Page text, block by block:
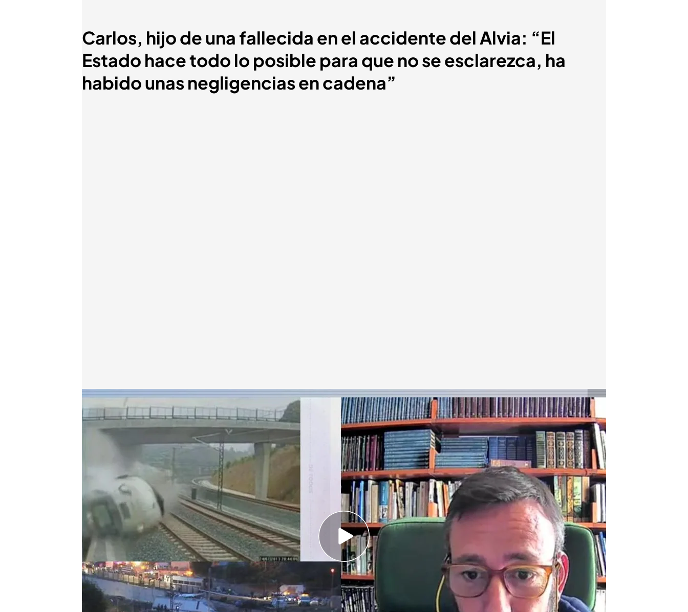
Carlos, hijo de una fallecida en el accidente del Alvia: “El
Estado hace todo lo posible para que no se esclarezca, ha
habido unas negligencias en cadena”
El testimonio del hijo de una mujer fallecida en el accidente del Alvia.
En boca de todos Yaiza Acosta
25 OCT 2022 - 16:18h.
El accidente del Alvia de 2023 dejó 80 fallecidos y 145 personas
heridas
A comienzos de octubre empezó el juicio
Las víctimas creen que el despiste del maquinista no fue la única causa
de la tragedia
Compartir
Un total de80 personas perdieron la vida y 145 resultaron heridas